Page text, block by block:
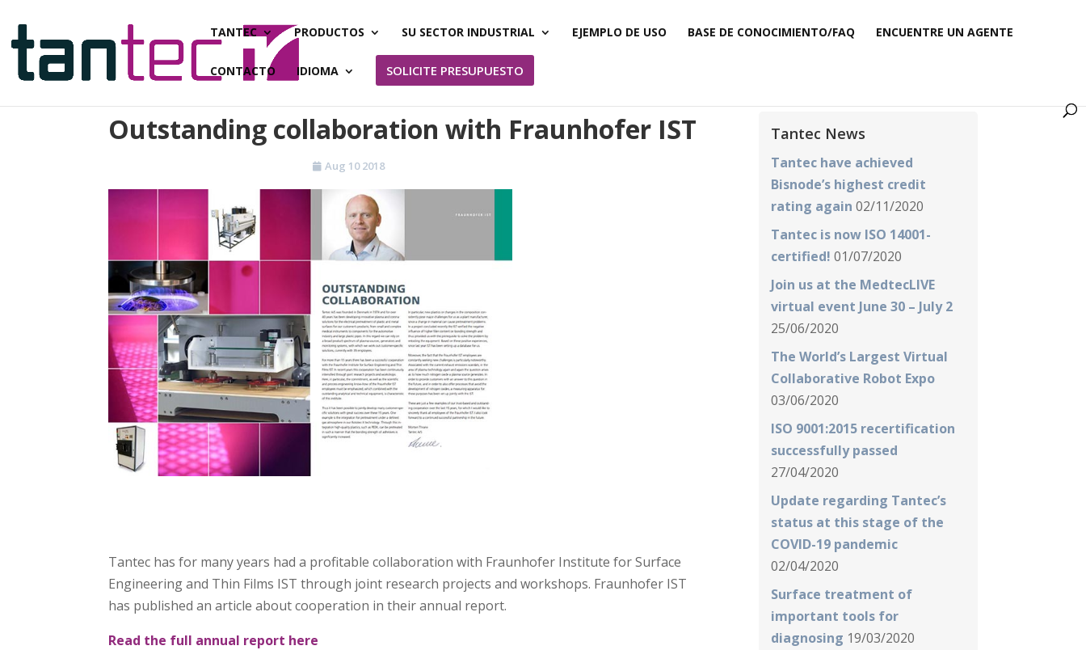
TANTEC PRODUCTOS SU SECTOR INDUSTRIAL EJEMPLO DE USO BASE DE CONOCIMIENTO/FAQ ENCUENTRE UN AGENTE
CONTACTO IDIOMA SOLICITE PRESUPUESTO
Outstanding collaboration with Fraunhofer IST
Aug 10 2018
Tantec has for many years had a profitable collaboration with Fraunhofer Institute for Surface
Engineering and Thin Films IST through joint research projects and workshops. Fraunhofer IST
has published an article about cooperation in their annual report.
Read the full annual report here
Tantec News
Tantec have achieved
Bisnode’s highest credit
rating again 02/11/2020
Tantec is now ISO 14001-
certified! 01/07/2020
Join us at the MedtecLIVE
virtual event June 30 – July 2
25/06/2020
The World’s Largest Virtual
Collaborative Robot Expo
03/06/2020
ISO 9001:2015 recertification
successfully passed
27/04/2020
Update regarding Tantec’s
status at this stage of the
COVID-19 pandemic
02/04/2020
Surface treatment of
important tools for
diagnosing 19/03/2020